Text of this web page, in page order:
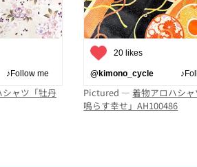
me
ャツ「牡丹
20 likes
@kimono_cycle
Pictured —着物アロハシ
鳴らす幸せ」AH100486